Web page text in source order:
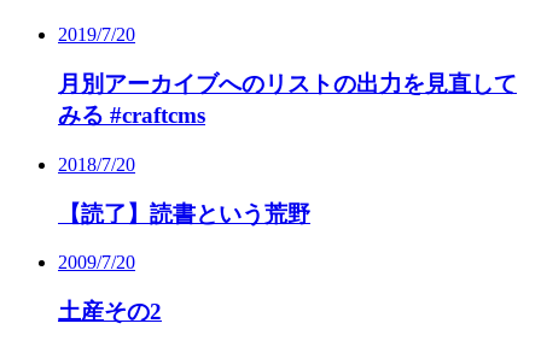
2019/7/20
月別アーカイブへのリストの出力を見直して
みる #craftcms
2018/7/20
【読了】読書という荒野
2009/7/20
土産その2